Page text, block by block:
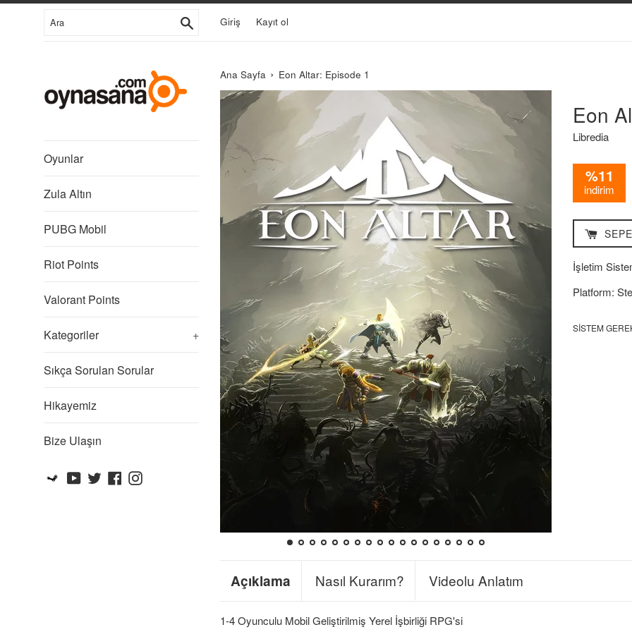
İçeriğe
Giriş Kayıt ol
Oyunlar
Zula Altın
PUBG Mobil
Riot Points
Valorant Points
Kategoriler +
Sıkça Sorulan Sorular
Hikayemiz
Bize Ulaşın
SteamYouTube
TwitterFacebook
Instagram
Ana Sayfa › Eon Altar: Episode 1
Libredia
Eon
Libredia
%11
indirim
İşletim
Platform:
SISTEM
Açıklama Nasıl Kurarım? Videolu Anlatım
1-4 Oyunculu Mobil Geliştirilmiş Yerel İşbirliği RPG'si